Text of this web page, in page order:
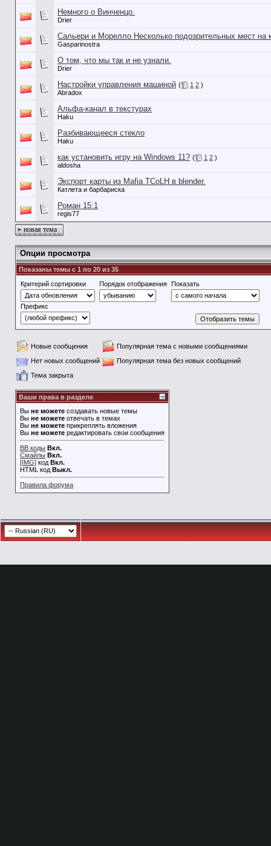
Немного о Винченцо.
Drier
Сальери и Морелло Несколько подозрительных мест на
Gasparinostra
О том, что мы так и не узнали.
Drier
Настройки управления машиной ( 1 2 )
Abradox
Альфа-канал в текстурах
Haku
Разбивающееся стекло
Haku
как установить игру на Windows 11? ( 1 2 )
aldosha
Экспорт карты из Mafia TCoLH в blender.
Катлета и барбариска
Роман 15:1
regis77
новая тема
Опции просмотра
Показаны темы с 1 по 20 из 35
Критерий сортировки
Порядок отображения Показать
Префикс
Новые сообщения
Популярная тема с новыми сообщениями
Нет новых сообщений
Популярная тема без новых сообщений
Тема закрыта
Ваши права в разделе
Вы не можете создавать новые темы
Вы не можете отвечать в темах
Вы не можете прикреплять вложения
Вы не можете редактировать свои сообщения
BB коды Вкл.
Смайлы Вкл.
[IMG] код Вкл.
HTML код Выкл.
Правила форума